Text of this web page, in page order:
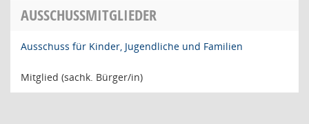
AUSSCHUSSMITGLIEDER
Ausschuss für Kinder, Jugendliche und Familien
Mitglied (sachk. Bürger/in)